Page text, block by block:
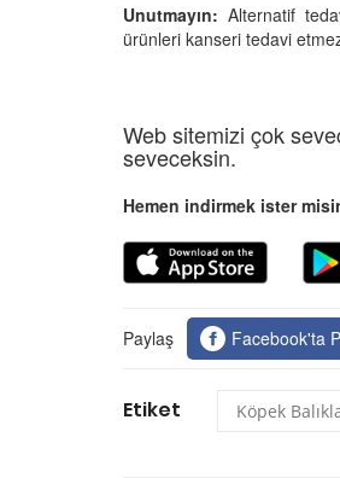
Unutmayın: Alternatif
ürünleri kanseri tedavi
Web sitemizi çok
seveceksin.
Hemen indirmek ister
Paylaş Facebook'ta
Etiket Köpek